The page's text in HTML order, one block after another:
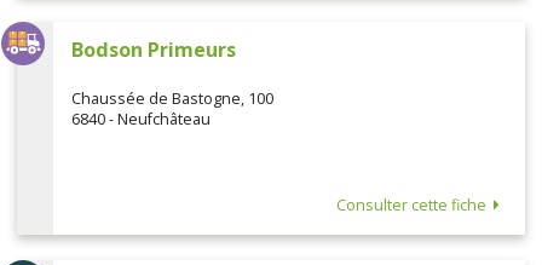
Bodson Primeurs
Chaussée de Bastogne, 100
6840 - Neufchâteau
Consulter cette fiche